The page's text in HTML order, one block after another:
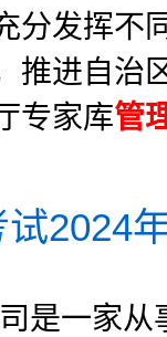
分发挥不
推进自治
专家库管
2024
是一家